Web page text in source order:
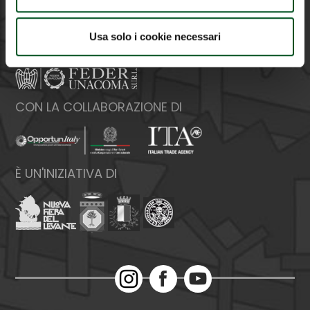
Usa solo i cookie necessari
Web:www.federunacoma.it
P.Iva: 04227291004
CON LA COLLABORAZIONE DI
È UN'INIZIATIVA DI